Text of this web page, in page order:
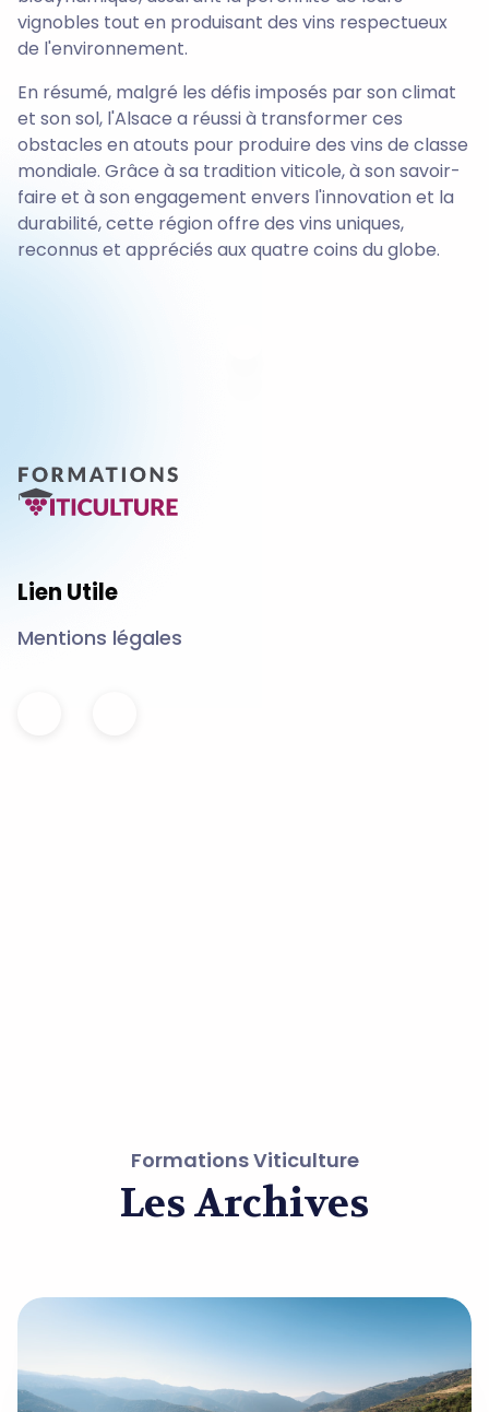
vignobles tout en produisant des vins respectueux
de l'environnement.
En résumé, malgré les défis imposés par son climat
et son sol, l'Alsace a réussi à transformer ces
obstacles en atouts pour produire des vins de classe
mondiale. Grâce à sa tradition viticole, à son savoir-
faire et à son engagement envers l'innovation et la
durabilité, cette région offre des vins uniques,
reconnus et appréciés aux quatre coins du globe.
Lien Utile
Mentions légales
Formations Viticulture
Les Archives